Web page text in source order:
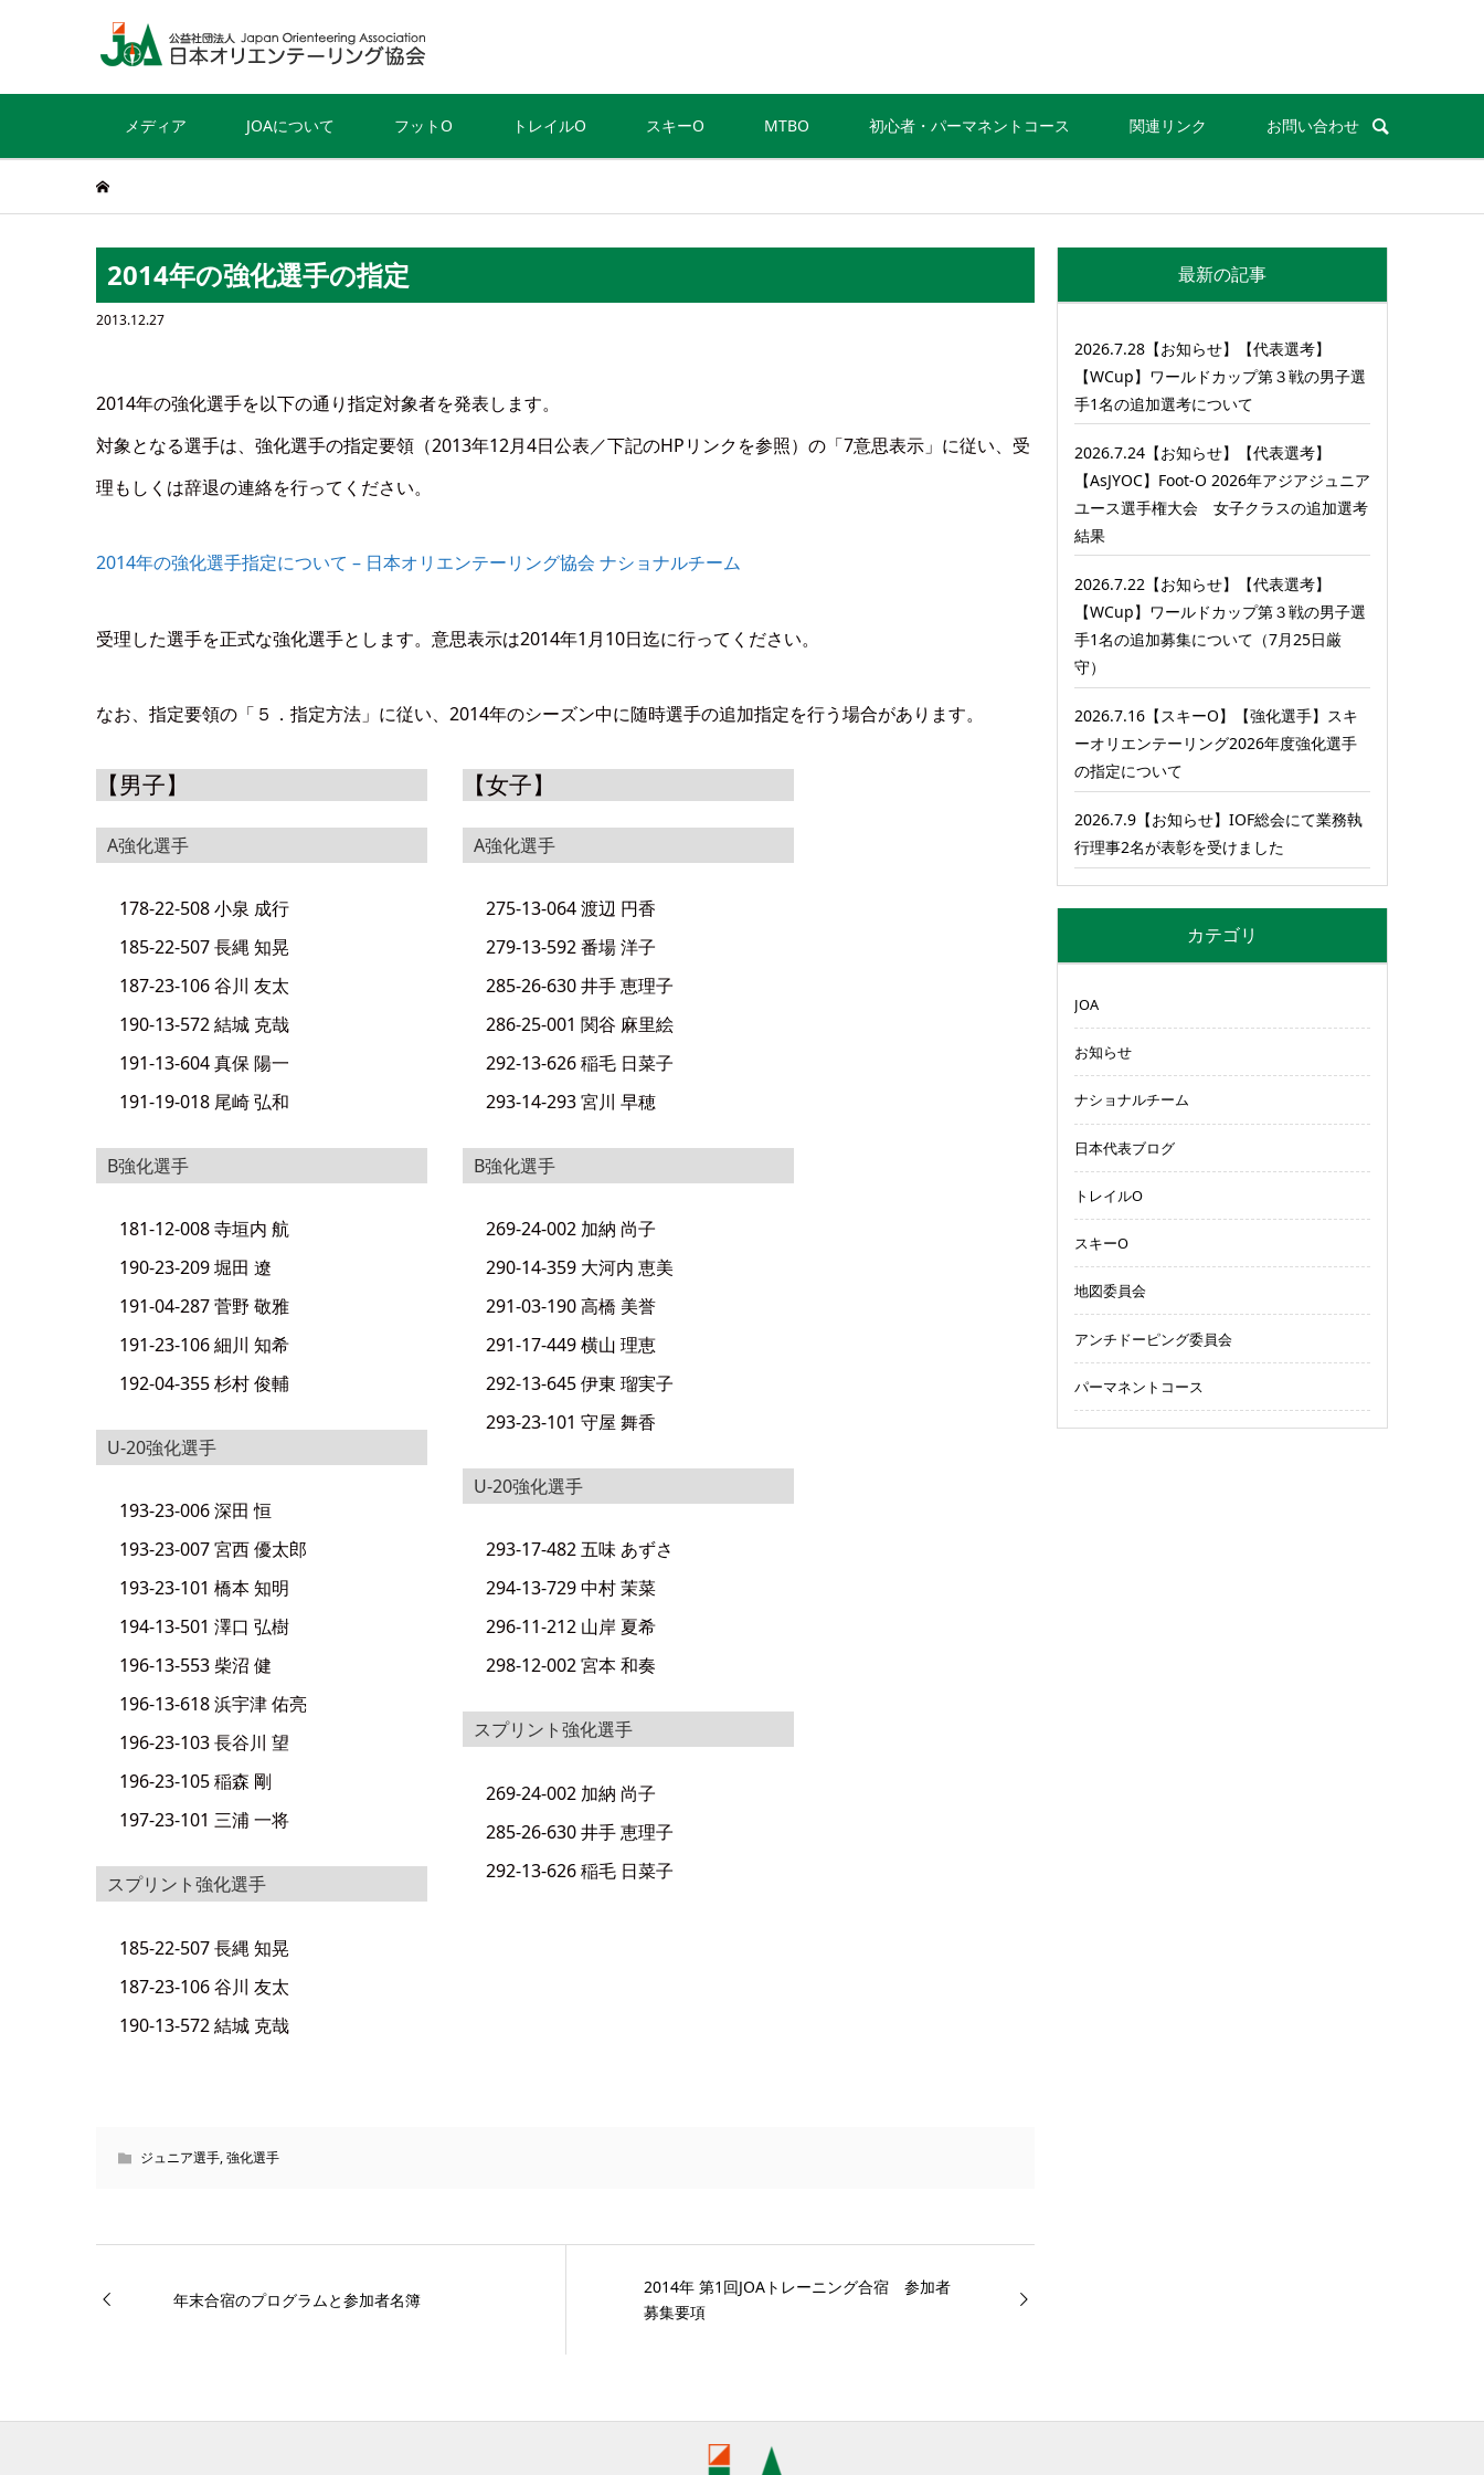
メディア JOAについて フットO トレイルO スキーO MTBO 初心者・パーマネントコース 関連リンク お問い合わせ
2014年の強化選手の指定
2013.12.27
2014年の強化選手を以下の通り指定対象者を発表します。
対象となる選手は、強化選手の指定要領（2013年12月4日公表／下記のHPリンクを参照）の「7意思表示」に従い、受
理もしくは辞退の連絡を行ってください。
2014年の強化選手指定について – 日本オリエンテーリング協会 ナショナルチーム
受理した選手を正式な強化選手とします。意思表示は2014年1月10日迄に行ってください。
なお、指定要領の「５．指定方法」に従い、2014年のシーズン中に随時選手の追加指定を行う場合があります。
【男子】
A強化選手
178-22-508 小泉 成行
185-22-507 長縄 知晃
187-23-106 谷川 友太
190-13-572 結城 克哉
191-13-604 真保 陽一
191-19-018 尾崎 弘和
B強化選手
181-12-008 寺垣内 航
190-23-209 堀田 遼
191-04-287 菅野 敬雅
191-23-106 細川 知希
192-04-355 杉村 俊輔
U-20強化選手
193-23-006 深田 恒
193-23-007 宮西 優太郎
193-23-101 橋本 知明
194-13-501 澤口 弘樹
196-13-553 柴沼 健
196-13-618 浜宇津 佑亮
196-23-103 長谷川 望
196-23-105 稲森 剛
197-23-101 三浦 一将
スプリント強化選手
185-22-507 長縄 知晃
187-23-106 谷川 友太
190-13-572 結城 克哉
【女子】
A強化選手
275-13-064 渡辺 円香
279-13-592 番場 洋子
285-26-630 井手 恵理子
286-25-001 関谷 麻里絵
292-13-626 稲毛 日菜子
293-14-293 宮川 早穂
B強化選手
269-24-002 加納 尚子
290-14-359 大河内 恵美
291-03-190 高橋 美誉
291-17-449 横山 理恵
292-13-645 伊東 瑠実子
293-23-101 守屋 舞香
U-20強化選手
293-17-482 五味 あずさ
294-13-729 中村 茉菜
296-11-212 山岸 夏希
298-12-002 宮本 和奏
スプリント強化選手
269-24-002 加納 尚子
285-26-630 井手 恵理子
292-13-626 稲毛 日菜子
ジュニア選手,強化選手
年末合宿のプログラムと参加者名簿
2014年 第1回JOAトレーニング合宿 参加者
募集要項
最新の記事
2026.7.28【お知らせ】【代表選考】
【WCup】ワールドカップ第３戦の男子選
手1名の追加選考について
2026.7.24【お知らせ】【代表選考】
【AsJYOC】Foot-O 2026年アジアジュニア
ユース選手権大会 女子クラスの追加選考
結果
2026.7.22【お知らせ】【代表選考】
【WCup】ワールドカップ第３戦の男子選
手1名の追加募集について（7月25日厳
守）
2026.7.16【スキーO】【強化選手】スキ
ーオリエンテーリング2026年度強化選手
の指定について
2026.7.9【お知らせ】IOF総会にて業務執
行理事2名が表彰を受けました
カテゴリ
JOA
お知らせ
ナショナルチーム
日本代表ブログ
トレイルO
スキーO
地図委員会
アンチドーピング委員会
パーマネントコース